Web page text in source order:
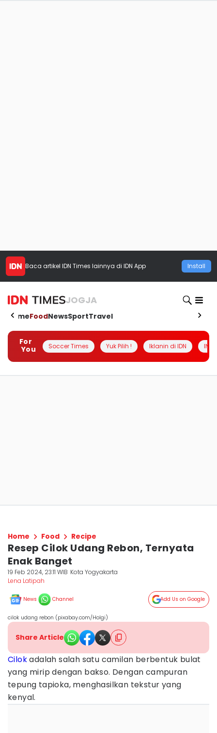
Baca artikel IDN Times lainnya di IDN App Install
JOGJA
HomeFoodNewsSportTravel
For
You
Soccer Times Yuk Pilih ! Iklanin di IDN
Home Food Recipe
Resep Cilok Udang Rebon, Ternyata
Enak Banget
19 Feb 2024, 23:11 WIB Kota Yogyakarta
Lena Latipah
News Channel Add Us on Google
cilok udang rebon (pixabay.com/Holgi)
Share Article
Cilokadalah salah satu camilan berbentuk bulat
yang mirip dengan bakso. Dengan campuran
tepung tapioka, menghasilkan tekstur yang
kenyal.